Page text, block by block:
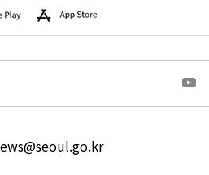
털 평생학습포털
A
p
p
t
유
브